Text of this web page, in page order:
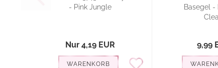
- Pink Jungle
Nur 4,19 EUR
WARENKORB
Basegel -
9,99